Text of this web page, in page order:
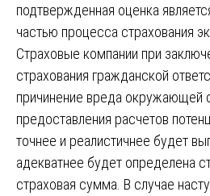
подтвержденная оценка
частью процесса страхования
Страховые компании при
страхования гражданской
причинение вреда окружающей
предоставления расчетов
точнее и реалистичнее будет
адекватнее будет определена
страховая сумма. В случае